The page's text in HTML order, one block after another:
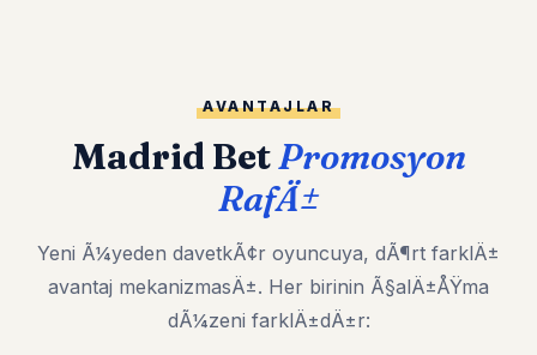
AVANTAJLAR
Madrid BetPromosyon
RafÄ±
Yeni Ã¼yeden davetkÃ¢r oyuncuya, dÃ¶rt farklÄ±
avantaj mekanizmasÄ±. Her birinin Ã§alÄ±ÅŸma
dÃ¼zeni farklÄ±dÄ±r: